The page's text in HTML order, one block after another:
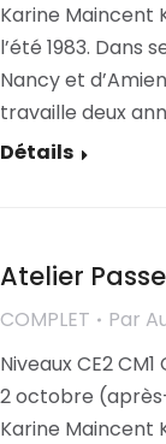
Karine Maincent
l’été 1983. Dans
Nancy et
travaille deux
Détails
Atelier
COMPLET Par
Niveaux CE2
2 octobre
Karine Maincent